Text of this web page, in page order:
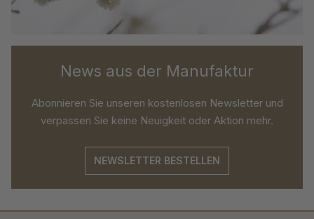
News aus der Manufaktur
Abonnieren Sie unseren kostenlosen Newsletter und
verpassen Sie keine Neuigkeit oder Aktion mehr.
NEWSLETTER BESTELLEN